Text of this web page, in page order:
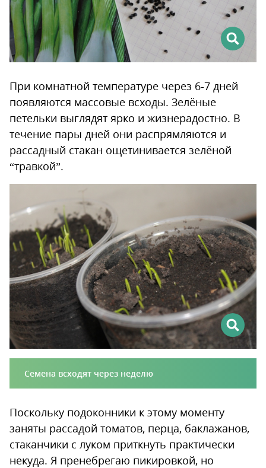
При комнатной температуре через 6-7 дней
появляются массовые всходы. Зелёные
петельки выглядят ярко и жизнерадостно. В
течение пары дней они распрямляются и
рассадный стакан ощетинивается зелёной
“травкой”.
Семена всходят через неделю
Поскольку подоконники к этому моменту
заняты рассадой томатов, перца, баклажанов,
стаканчики с луком приткнуть практически
некуда. Я пренебрегаю пикировкой, но